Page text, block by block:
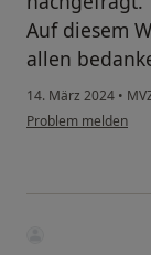
Auf diesem
allen
14. März 2024 •
Problem melden